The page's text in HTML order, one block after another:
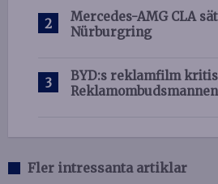
Mercedes-AMG CLA
Nürburgring
BYD:s reklamfilm
Reklamombudsmannen
Fler intressanta artiklar